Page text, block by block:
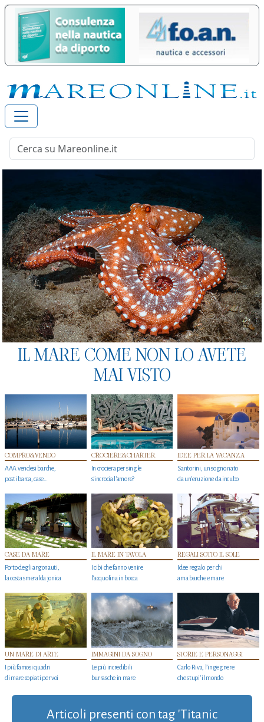
IL MARE COME NON LO AVETE
MAI VISTO
COMPRO&VENDO
AAA vendesi barche,
posti barca, case…
CROCIERE&CHARTER
In crociera per single
s'incrocia l’amore?
IDEE PER LA VACANZA
Santorini, un sogno nato
da un’eruzione da incubo
CASE DA MARE
Porto degli argonauti,
la costa smeralda jonica
IL MARE IN TAVOLA
I cibi che fanno venire
l’acquolina in bocca
REGALI SOTTO IL SOLE
Idee regalo per chi
ama barche e mare
UN MARE DI ARTE
I più famosi quadri
di mare copiati per voi
IMMAGINI DA SOGNO
Le più incredibili
burrasche in mare
STORIE E PERSONAGGI
Carlo Riva, l’ingegnere
che stupi' il mondo
Articoli presenti con tag 'Titanic